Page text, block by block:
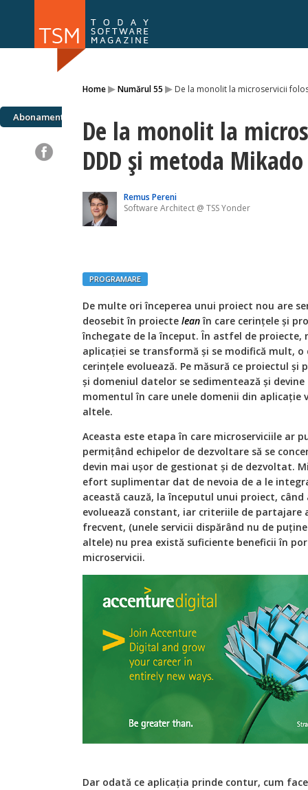
Home▸Numărul 55 ▸ De la monolit la microservicii
Abonamente
De la monolit la
DDD și metoda Mikado
Remus Pereni
Software Architect @ TSS Yonder
PROGRAMARE
De multe ori începerea unui proiect nou are
deosebit în proiecte leanîn care cerințele și
închegate de la început. În astfel de proiecte,
aplicației se transformă și se modifică mult,
cerințele evoluează. Pe măsură ce proiectul
și domeniul datelor se sedimentează și
momentul în care unele domenii din aplicație
altele.
Aceasta este etapa în care microserviciile ar
permițând echipelor de dezvoltare să se
devin mai ușor de gestionat și de dezvoltat.
efort suplimentar dat de nevoia de a le
această cauză, la începutul unui proiect,
evoluează constant, iar criteriile de partajare
frecvent, (unele servicii dispărând nu de
altele) nu prea există suficiente beneficii în
microservicii.
Dar odată ce aplicația prinde contur, cum